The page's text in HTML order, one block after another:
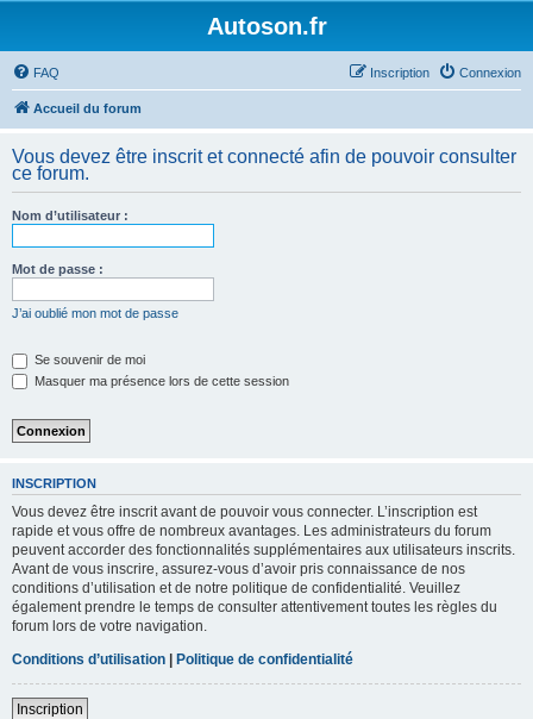
Autoson.fr
FAQ Connexion
Inscription
Accueil du forum
Vous devez être inscrit et connecté afin de pouvoir consulter
ce forum.
Nom d’utilisateur :
Mot de passe :
J’ai oublié mon mot de passe
Se souvenir de moi
Masquer ma présence lors de cette session
INSCRIPTION
Vous devez être inscrit avant de pouvoir vous connecter. L’inscription est
rapide et vous offre de nombreux avantages. Les administrateurs du forum
peuvent accorder des fonctionnalités supplémentaires aux utilisateurs inscrits.
Avant de vous inscrire, assurez-vous d’avoir pris connaissance de nos
conditions d’utilisation et de notre politique de confidentialité. Veuillez
également prendre le temps de consulter attentivement toutes les règles du
forum lors de votre navigation.
Conditions d’utilisation | Politique de confidentialité
Inscription